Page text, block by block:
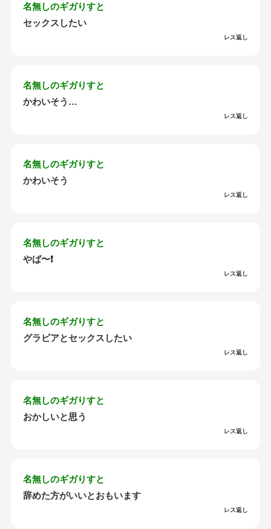
名無しのギガりすと
セックスしたい
レス返し
名無しのギガりすと
かわいそう…
レス返し
名無しのギガりすと
かわいそう
レス返し
名無しのギガりすと
やば〜❗️
レス返し
名無しのギガりすと
グラビアとセックスしたい
レス返し
名無しのギガりすと
おかしいと思う
レス返し
名無しのギガりすと
辞めた方がいいとおもいます
レス返し